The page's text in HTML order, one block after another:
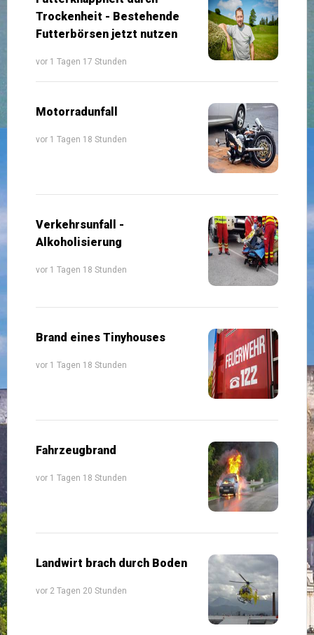
Trockenheit - Bestehende
Futterbörsen jetzt nutzen
vor 1 Tagen 17 Stunden
Motorradunfall
vor 1 Tagen 18 Stunden
Verkehrsunfall -
Alkoholisierung
vor 1 Tagen 18 Stunden
Brand eines Tinyhouses
vor 1 Tagen 18 Stunden
Fahrzeugbrand
vor 1 Tagen 18 Stunden
Landwirt brach durch Boden
vor 2 Tagen 20 Stunden